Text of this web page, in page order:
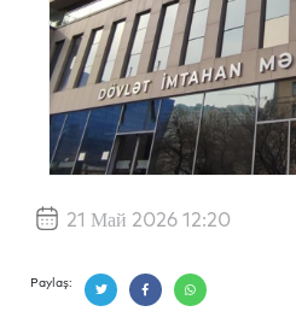
21 Май 2026 12:20
Paylaş: